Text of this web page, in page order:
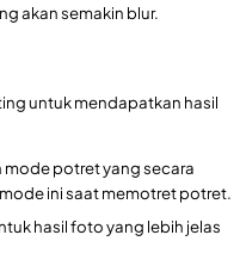
akan semakin blur.
untuk mendapatkan hasil
potret yang secara
ini saat memotret potret.
hasil foto yang lebih jelas